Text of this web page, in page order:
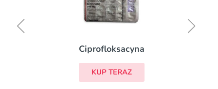
Ciprofloksacyna
KUP TERAZ